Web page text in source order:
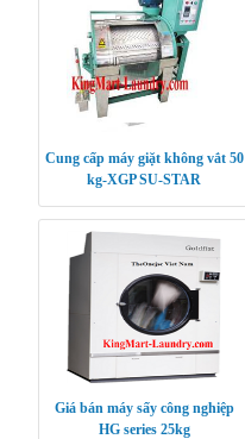
Cung cấp máy giặt không vắt 50
kg-XGP SU-STAR
Giá bán máy sấy công nghiệp
HG series 25kg